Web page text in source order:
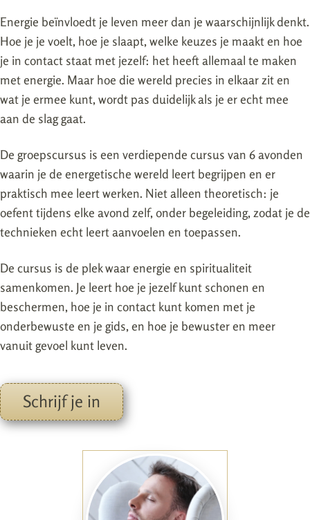
Energie beïnvloedt je leven meer dan je waarschijnlijk denkt.
Hoe je je voelt, hoe je slaapt, welke keuzes je maakt en hoe
je in contact staat met jezelf: het heeft allemaal te maken
met energie. Maar hoe die wereld precies in elkaar zit en
wat je ermee kunt, wordt pas duidelijk als je er echt mee
aan de slag gaat.
De groepscursus is een verdiepende cursus van 6 avonden
waarin je de energetische wereld leert begrijpen en er
praktisch mee leert werken. Niet alleen theoretisch: je
oefent tijdens elke avond zelf, onder begeleiding, zodat je de
technieken echt leert aanvoelen en toepassen.
De cursus is de plek waar energie en spiritualiteit
samenkomen. Je leert hoe je jezelf kunt schonen en
beschermen, hoe je in contact kunt komen met je
onderbewuste en je gids, en hoe je bewuster en meer
vanuit gevoel kunt leven.
Schrijf je in